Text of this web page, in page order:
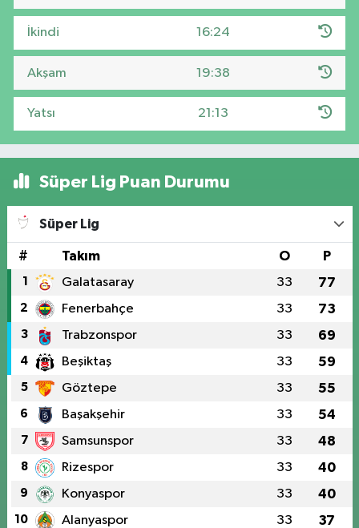
İkindi 16:24
Akşam 19:38
Yatsı 21:13
Süper Lig Puan Durumu
Süper Lig
# Takım O P
1 Galatasaray 33 77
2 Fenerbahçe 33 73
3 Trabzonspor 33 69
4 Beşiktaş 33 59
5 Göztepe 33 55
6 Başakşehir 33 54
7 Samsunspor 33 48
8 Rizespor 33 40
9 Konyaspor 33 40
10 Alanyaspor 33 37